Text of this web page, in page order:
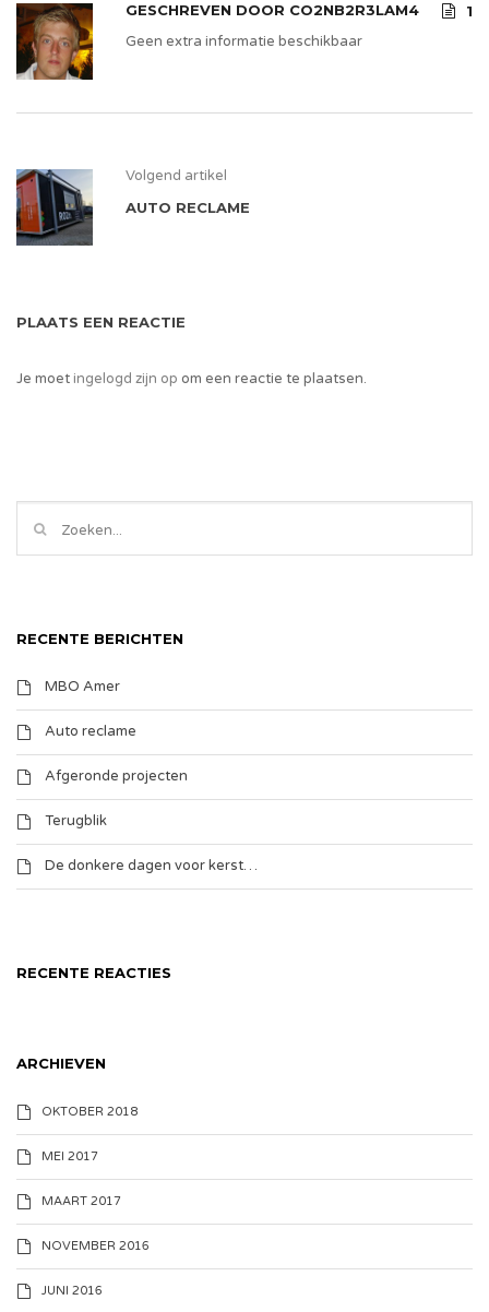
GESCHREVEN DOOR CO2NB2R3LAM4
1
Geen extra informatie beschikbaar
Volgend artikel
AUTO RECLAME
PLAATS EEN REACTIE
Je moetingelogd zijn op om een reactie te plaatsen.
RECENTE BERICHTEN
MBO Amer
Auto reclame
Afgeronde projecten
Terugblik
De donkere dagen voor kerst…
RECENTE REACTIES
ARCHIEVEN
OKTOBER 2018
MEI 2017
MAART 2017
NOVEMBER 2016
JUNI 2016